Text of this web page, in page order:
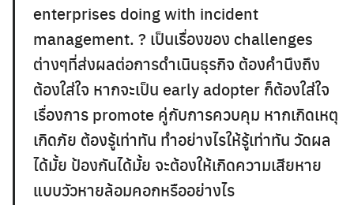
enterprises doing with incident
management. ? เป็นเรื่องของ challenges
ต่างๆที่ส่งผลต่อการดำเนินธุรกิจ ต้องคำนึงถึง
ต้องใส่ใจ หากจะเป็น early adopter ก็ต้องใส่ใจ
เรื่องการ promote คู่กับการควบคุม หากเกิดเหตุ
เกิดภัย ต้องรู้เท่าทัน ทำอย่างไรให้รู้เท่าทัน วัดผล
ได้มั้ย ป้องกันได้มั้ย จะต้องให้เกิดความเสียหาย
แบบวัวหายล้อมคอกหรืออย่างไร